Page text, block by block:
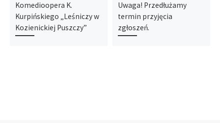
Komedioopera K.
Kurpińskiego „Leśniczy w
Kozienickiej Puszczy”
Uwaga! Przedłużamy
termin przyjęcia
zgłoszeń.